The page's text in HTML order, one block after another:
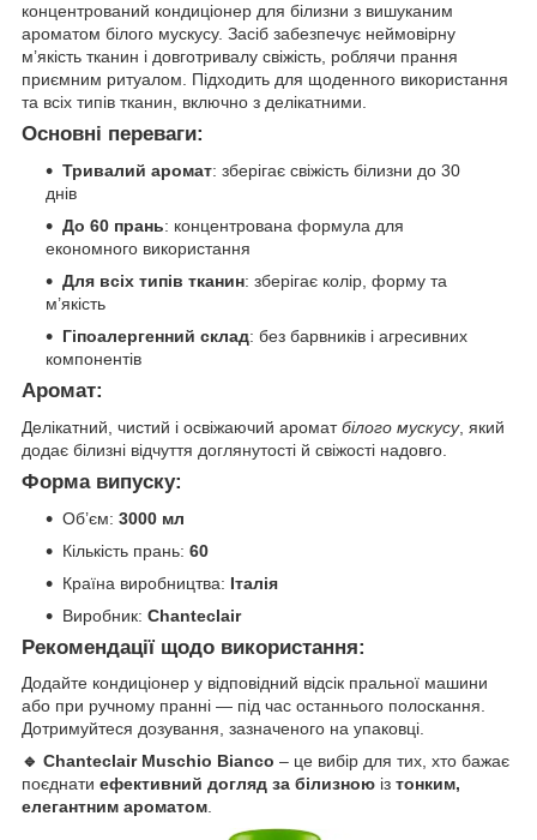
концентрований кондиціонер для білизни з вишуканим
ароматом білого мускусу. Засіб забезпечує неймовірну
м’якість тканин і довготривалу свіжість, роблячи прання
приємним ритуалом. Підходить для щоденного використання
та всіх типів тканин, включно з делікатними.
Основні переваги:
Тривалий аромат: зберігає свіжість білизни до 30
днів
До 60 прань: концентрована формула для
економного використання
Для всіх типів тканин: зберігає колір, форму та
м’якість
Гіпоалергенний склад: без барвників і агресивних
компонентів
Аромат:
Делікатний, чистий і освіжаючий ароматбілого мускусу, який
додає білизні відчуття доглянутості й свіжості надовго.
Форма випуску:
Об’єм: 3000 мл
Кількість прань: 60
Країна виробництва: Італія
Виробник: Chanteclair
Рекомендації щодо використання:
Додайте кондиціонер у відповідний відсік пральної машини
або при ручному пранні — під час останнього полоскання.
Дотримуйтеся дозування, зазначеного на упаковці.
🔹 Chanteclair Muschio Bianco – це вибір для тих, хто бажає
поєднати ефективний догляд за білизною із тонким,
елегантним ароматом.